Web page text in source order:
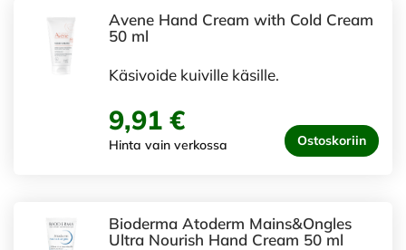
Avene Hand Cream with Cold Cream
50 ml
Käsivoide kuiville käsille.
9,91 €
Hinta vain verkossa Ostoskoriin
Bioderma Atoderm Mains&Ongles
Ultra Nourish Hand Cream 50 ml